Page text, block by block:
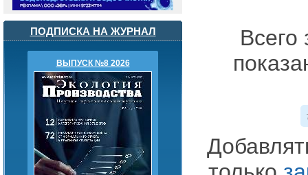
ПОДПИСКА НА ЖУРНАЛ
ВЫПУСК №8 2026
Всего